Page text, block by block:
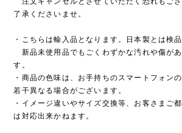
了承くださいませ。
・こちらは輸入品となります。日本製とは検
新品未使用品でもごくわずかな汚れや傷が
す。
・商品の色味は、お手持ちのスマートフォン
若干異なる場合がございます。
・イメージ違いやサイズ交換等、お客さまご
は対応出来かねます。